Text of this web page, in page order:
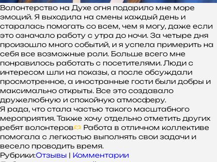
Волонтерство на Духе огня подарило мне море
эмоций. Я выходила на смены каждый день и
старалась помогать со всем, чем я могу, даже если
это означало работу с утра до ночи. За четыре дня
произошло много событий, и я успела примерить на
себя все возможные роли. Больше всего мне
понравилось работать с посетителями. Люди с
интересом шли на показы, а после обсуждали
просмотренное, а иностранные гости были добры и
максимально открыты. Все это создавало
дружелюбную и спокойную атмосферу.
Я рада, что стала частью такого масштабного
мероприятия. Также хочу отдельно отметить других
ребят волонтеров
Работа в отличном коллективе
помогала с легкостью выполнять свои задачи и
весело проводить время.
Рубрики:Отзывы | Комментарии